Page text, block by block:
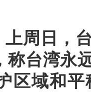
周日，
称台湾永
区域和